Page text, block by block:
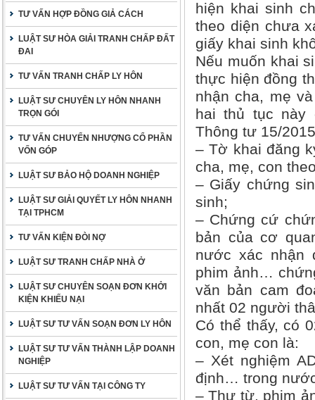
TƯ VẤN HỢP ĐỒNG GIẢ CÁCH
LUẬT SƯ HÒA GIẢI TRANH CHẤP ĐẤT
ĐAI
TƯ VẤN TRANH CHẤP LY HÔN
LUẬT SƯ CHUYÊN LY HÔN NHANH
TRỌN GÓI
TƯ VẤN CHUYỂN NHƯỢNG CỔ PHẦN
VỐN GÓP
LUẬT SƯ BẢO HỘ DOANH NGHIỆP
LUẬT SƯ GIẢI QUYẾT LY HÔN NHANH
TẠI TPHCM
TƯ VẤN KIỆN ĐÒI NỢ
LUẬT SƯ TRANH CHẤP NHÀ Ở
LUẬT SƯ CHUYÊN SOẠN ĐƠN KHỞI
KIỆN KHIẾU NẠI
LUẬT SƯ TƯ VẤN SOẠN ĐƠN LY HÔN
LUẬT SƯ TƯ VẤN THÀNH LẬP DOANH
NGHIỆP
LUẬT SƯ TƯ VẤN TẠI CÔNG TY
hiện khai sinh
theo diện chưa
giấy khai sinh
Nếu muốn khai
thực hiện đồng
nhận cha, mẹ
hai thủ tục
Thông tư 15/
– Tờ khai đăng
cha, mẹ, con
– Giấy chứng
sinh;
– Chứng cứ
bản của cơ
nước xác nhận
phim ảnh…
văn bản cam
nhất 02 người
Có thể thấy, có
con, mẹ con là:
– Xét nghiệm
định… trong
– Thư từ, phim